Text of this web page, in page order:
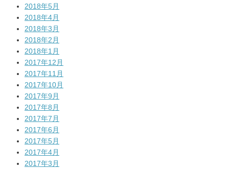
2018年5月
2018年4月
2018年3月
2018年2月
2018年1月
2017年12月
2017年11月
2017年10月
2017年9月
2017年8月
2017年7月
2017年6月
2017年5月
2017年4月
2017年3月